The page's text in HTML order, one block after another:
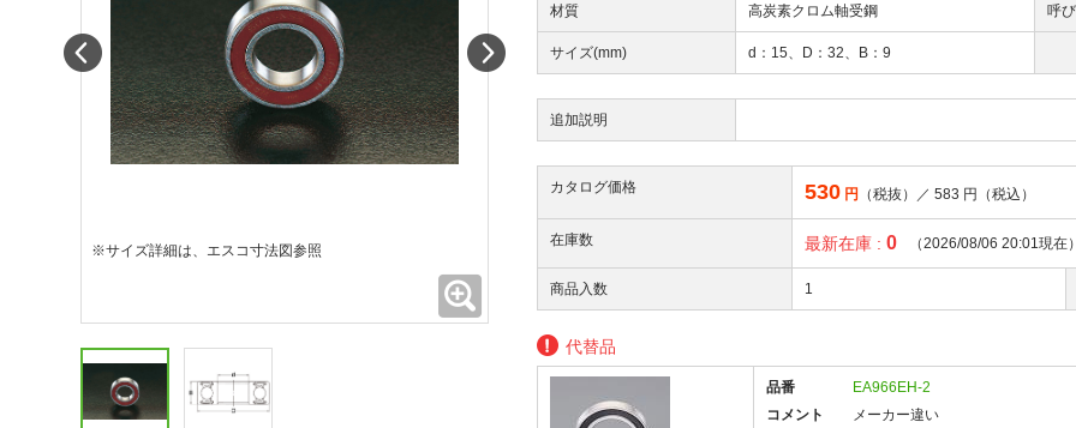
材質 高炭素クロム軸受鋼 呼
サイズ(mm) d：15、D：32、B：9
追加説明
カタログ価格 530 円 （税抜）／583 円（税込）
在庫数 最新在庫 :0 （2026/08/06 20:01現在）
商品入数 1
代替品
品番
EA966EH-2
コメント
メーカー違い
※サイズ詳細は、エスコ寸法図参照